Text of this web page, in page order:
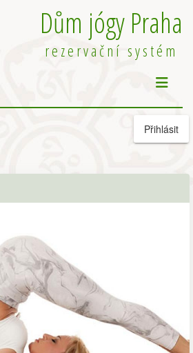
Dům jógy Praha
rezervační systém
Přihlásit